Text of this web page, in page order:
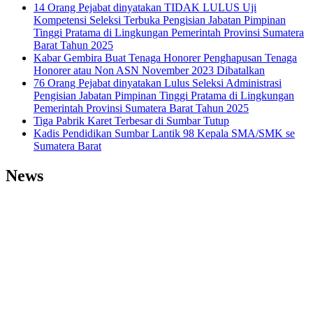
14 Orang Pejabat dinyatakan TIDAK LULUS Uji
Kompetensi Seleksi Terbuka Pengisian Jabatan Pimpinan
Tinggi Pratama di Lingkungan Pemerintah Provinsi Sumatera
Barat Tahun 2025
Kabar Gembira Buat Tenaga Honorer Penghapusan Tenaga
Honorer atau Non ASN November 2023 Dibatalkan
76 Orang Pejabat dinyatakan Lulus Seleksi Administrasi
Pengisian Jabatan Pimpinan Tinggi Pratama di Lingkungan
Pemerintah Provinsi Sumatera Barat Tahun 2025
Tiga Pabrik Karet Terbesar di Sumbar Tutup
Kadis Pendidikan Sumbar Lantik 98 Kepala SMA/SMK se
Sumatera Barat
News